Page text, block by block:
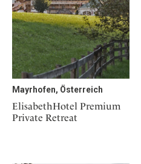
Mayrhofen, Österreich
ElisabethHotel Premium
Private Retreat